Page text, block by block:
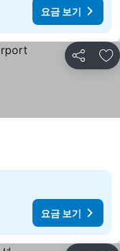
요금 보기
공유 즐
요금 보기